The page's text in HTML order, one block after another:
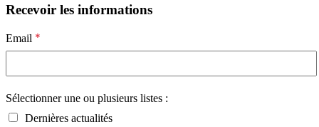
Recevoir les informations
Email *
Sélectionner une ou plusieurs listes :
Dernières actualités